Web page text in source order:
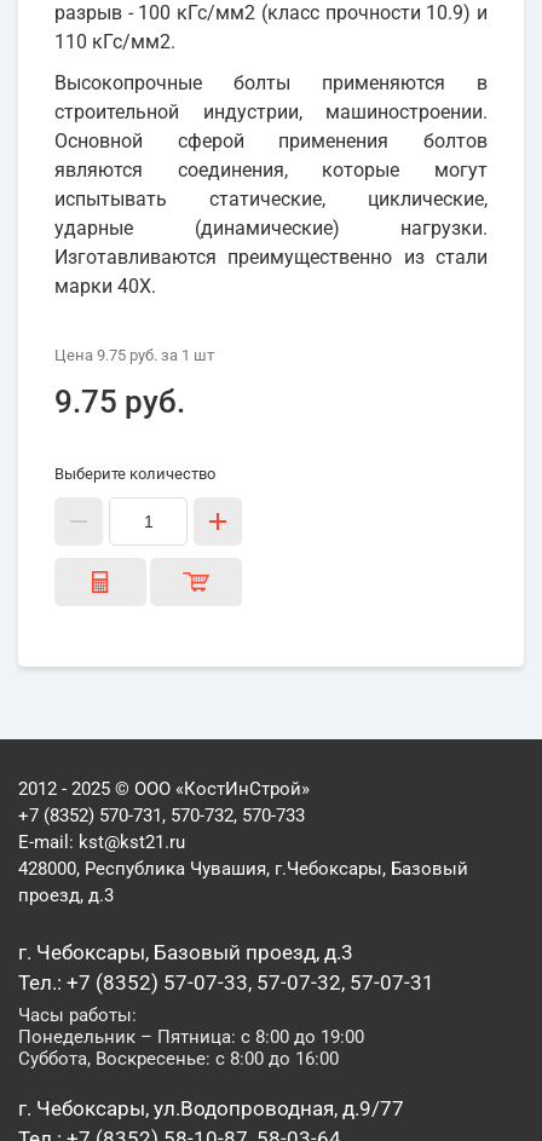
разрыв - 100 кГс/мм2 (класс прочности 10.9) и
110 кГс/мм2.
Высокопрочные болты применяются в
строительной индустрии, машиностроении.
Основной сферой применения болтов
являются соединения, которые могут
испытывать статические, циклические,
ударные (динамические) нагрузки.
Изготавливаются преимущественно из стали
марки 40Х.
Цена 9.75 руб. за 1 шт
9.75 руб.
Выберите количество
2012 - 2025 © ООО «КостИнСтрой»
+7 (8352) 570-731, 570-732, 570-733
E-mail: kst@kst21.ru
428000, Республика Чувашия, г.Чебоксары, Базовый
проезд, д.3
г. Чебоксары, Базовый проезд, д.3
Тел.: +7 (8352) 57-07-33, 57-07-32, 57-07-31
Часы работы:
Понедельник – Пятница: с 8:00 до 19:00
Суббота, Воскресенье: с 8:00 до 16:00
г. Чебоксары, ул.Водопроводная, д.9/77